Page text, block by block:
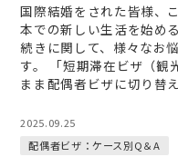
国際結婚をされた皆様、
本での新しい生活を始め
続きに関して、様々なお
す。 「短期滞在ビザ（観
まま配偶者ビザに切り替
2025.09.25
配偶者ビザ：ケース別Q＆A